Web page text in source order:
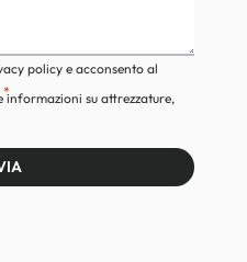
policy e acconsento al
informazioni su attrezzature,